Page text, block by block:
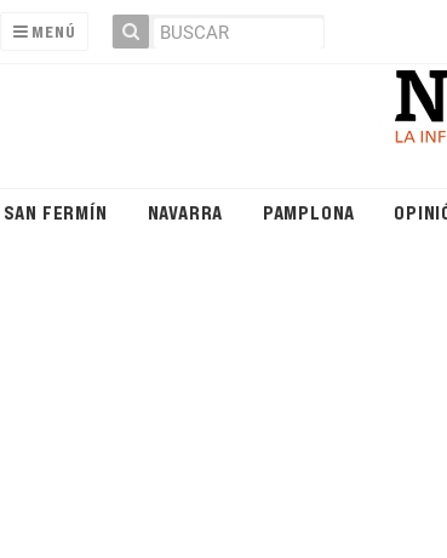
MENÚ
SAN FERMÍN NAVARRA PAMPLONA